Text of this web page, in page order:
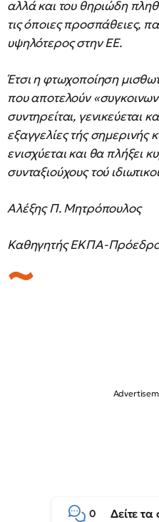
αλλά και του θηριώδη
τις όποιες προσπάθειες,
υψηλότερος στην ΕΕ.
Έτσι η φτωχοποίηση
που αποτελούν
συντηρείται, γενικεύεται
εξαγγελίες τής
ενισχύεται και θα πλήξει
συνταξιούχους τού
Αλέξης Π. Μητρόπουλος
Καθηγητής ΕΚΠΑ-
0 Δείτε τα